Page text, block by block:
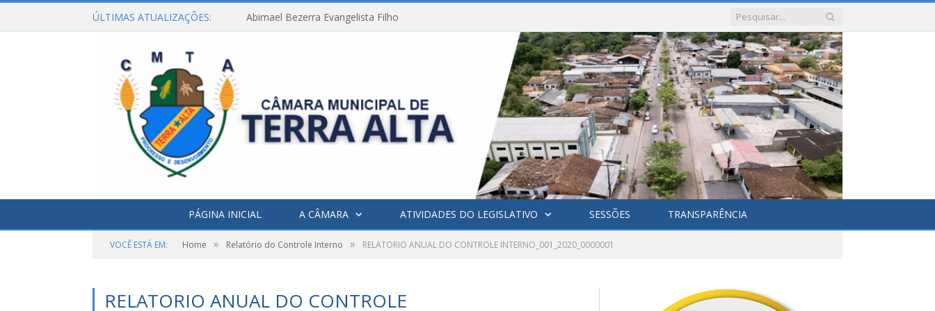
ÚLTIMAS ATUALIZAÇÕES: Abimael Bezerra Evangelista Filho
PÁGINA INICIAL A CÂMARA ATIVIDADES DO LEGISLATIVO SESSÕES TRANSPARÊNCIA
VOCÊ ESTÁ EM: Home » Relatório do Controle Interno » RELATORIO ANUAL DO CONTROLE INTERNO_001_2020_0000001
RELATORIO ANUAL DO CONTROLE